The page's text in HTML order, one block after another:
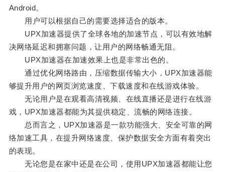
Android。
用户可以根据自己的需要选择适合的版本。
UPX加速器提供了全球各地的加速节点，可以有效地解
决网络延迟和拥塞问题，让用户的网络畅通无阻。
UPX加速器在加速效果上也是非常出色的。
通过优化网络路由，压缩数据传输大小，UPX加速器能
够提升用户的网页浏览速度、下载速度和在线游戏体验。
无论用户是在观看高清视频、在线直播还是进行在线游
戏，UPX加速器都能为其提供稳定、流畅的网络连接。
总而言之，UPX加速器是一款功能强大、安全可靠的网
络加速工具，在提升网络速度、保护数据安全方面有着突出
的表现。
无论您是在家中还是在公司，使用UPX加速器都能让您